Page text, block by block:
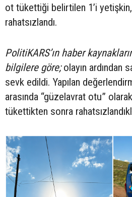
ot tükettiği belirtilen 1’i
rahatsızlandı.
PolitiKARS’ın haber
bilgilere göre;olayın ardından
sevk edildi. Yapılan
arasında “güzelavrat otu”
tükettikten sonra